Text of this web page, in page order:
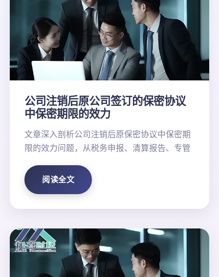
公司注销后原公司签订的保密协议
中保密期限的效力
文章深入剖析公司注销后原保密协议中保密期
限的效力问题，从税务申报、清算报告、专管
阅读全文